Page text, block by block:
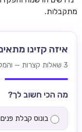
מתקבלות.
איזה קזינו
3 שאלות קצרות — והמלצה מותאמת לשחקנים מישראל.
מה הכי חשוב לך?
בונוס קבלת